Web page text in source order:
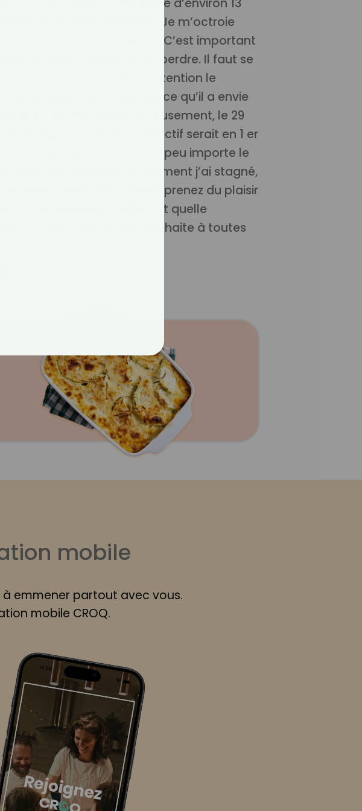
et ne pas reprendre.
Je m’octroie
sans non plus abusé. C’est important
de rester motivé et de perdre. Il faut se
n’est pas grave, on fera attention le
de priver son corps de ce qu’il a envie
le programme plus sérieusement, le 29
16,7 kg au total. Mon objectif serait en 1 er
sais que je vais y arriver, peu importe le
bras, car pendant un moment j’ai stagné,
bras, faites-vous plaisir, prenez du plaisir
les résultats s’affichent quelle
En tout cas, je vous souhaite à toutes
mobile
emmener partout avec vous.
mobile CROQ.